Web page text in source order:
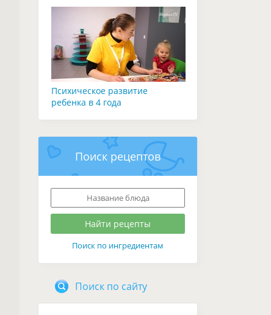
Психическое развитие
ребенка в 4 года
Поиск рецептов
Поиск по ингредиентам
Поиск по сайту